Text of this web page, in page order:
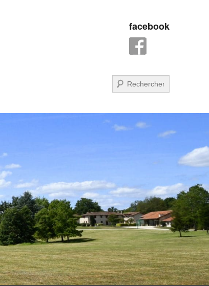
facebook
Recherche